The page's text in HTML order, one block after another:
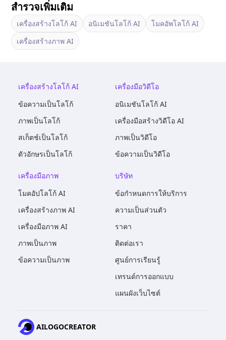
สำรวจเพิ่มเติม
เครื่องสร้างโลโก้ AI อนิเมชันโลโก้ AI
โมคอัพโลโก้ AI
เครื่องสร้างภาพ AI
เครื่องสร้างโลโก้ AI
ข้อความเป็นโลโก้
ภาพเป็นโลโก้
สเก็ตช์เป็นโลโก้
ตัวอักษรเป็นโลโก้
เครื่องมือวิดีโอ
อนิเมชันโลโก้ AI
เครื่องมือสร้างวิดีโอ AI
ภาพเป็นวิดีโอ
ข้อความเป็นวิดีโอ
เครื่องมือภาพ
โมคอัปโลโก้ AI
เครื่องสร้างภาพ AI
เครื่องมือภาพ AI
ภาพเป็นภาพ
ข้อความเป็นภาพ
บริษัท
ข้อกำหนดการให้บริการ
ความเป็นส่วนตัว
ราคา
ติดต่อเรา
ศูนย์การเรียนรู้
เทรนด์การออกแบบ
แผนผังเว็บไซต์
AILOGOCREATOR